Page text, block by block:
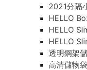
2021分隔
HELLO
HELLO
HELLO
透明鋼架
高清儲物